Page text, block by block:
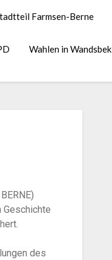
Farmsen-Berne
Wahlen in Wandsbek
des